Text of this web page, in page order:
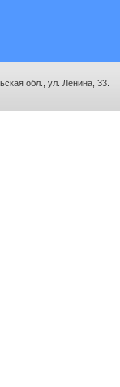
обл., ул. Ленина, 33.